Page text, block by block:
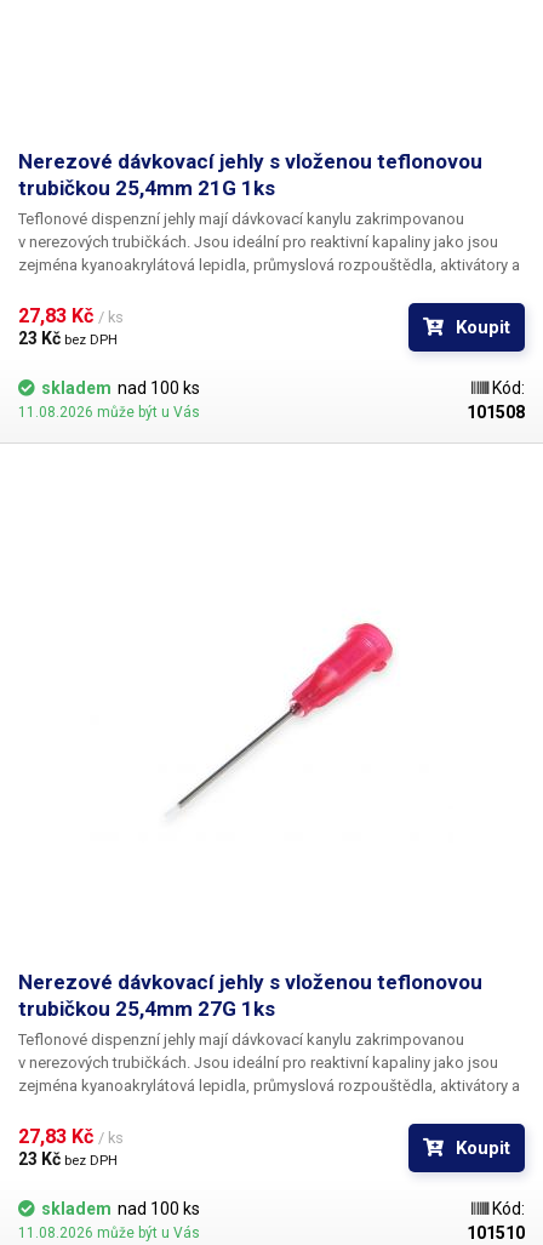
Nerezové dávkovací jehly s vloženou teflonovou
trubičkou 25,4mm 21G 1ks
Teflonové dispenzní jehly mají dávkovací kanylu zakrimpovanou
v nerezových trubičkách. Jsou ideální pro reaktivní kapaliny jako jsou
zejména kyanoakrylátová lepidla, průmyslová rozpouštědla, aktivátory a
vykazuje ještě lepší vlastnosti než PP. Teflonové kanyly netrpí ucpáváním
kyanoakryláty ani při nesouvislém provozu.
27,83 Kč / ks
23 Kč bez DPH
Koupit
skladem nad 100 ks
11.08.2026 může být u Vás
Kód:
101508
Nerezové dávkovací jehly s vloženou teflonovou
trubičkou 25,4mm 27G 1ks
Teflonové dispenzní jehly mají dávkovací kanylu zakrimpovanou
v nerezových trubičkách. Jsou ideální pro reaktivní kapaliny jako jsou
zejména kyanoakrylátová lepidla, průmyslová rozpouštědla, aktivátory a
vykazuje ještě lepší vlastnosti než PP. Teflonové kanyly netrpí ucpáváním
kyanoakryláty ani při nesouvislém provozu.
27,83 Kč / ks
23 Kč bez DPH
Koupit
skladem nad 100 ks
11.08.2026 může být u Vás
Kód:
101510